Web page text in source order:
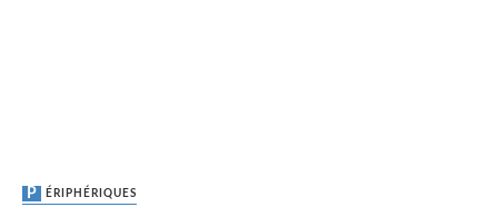
PÉRIPHÉRIQUES